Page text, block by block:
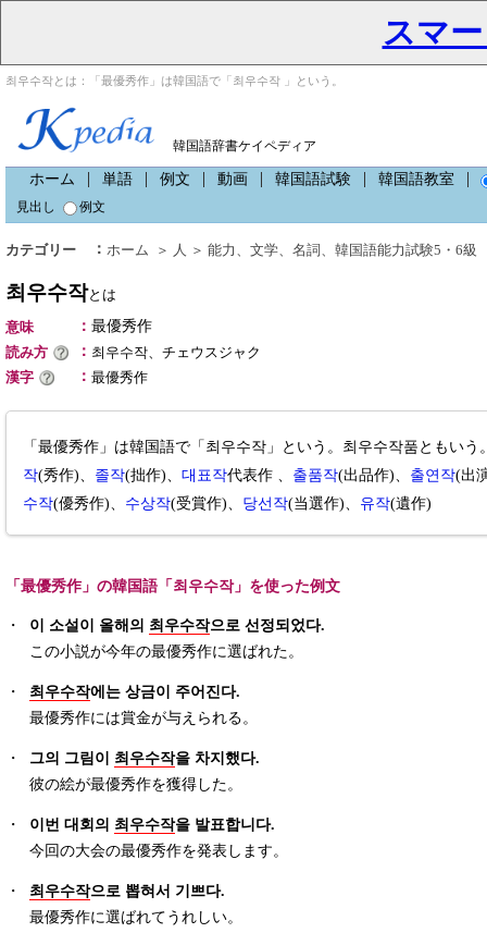
スマ
최우수작とは：「最優秀作」は韓国語で「최우수작 」という。
韓国語辞書ケイペディア
ホーム 単語 例文 動画 韓国語試験 韓国語教室
見出し 例文
カテゴリー ： ホーム ＞ 人 ＞ 能力 、 文学、 名詞 、 韓国語能力試験5・6級
최우수작とは
意味
： 最優秀作
読み方
： 최우수작、チェウスジャク
漢字
： 最優秀作
「最優秀作」は韓国語で「최우수작」という。최우수작품ともいう
작(秀作)、 졸작(拙作)、 대표작代表作 、 출품작(出品作)、 출연작(出
수작(優秀作)、 수상작(受賞作)、 당선작(当選作)、 유작(遺作)
「最優秀作」の韓国語「최우수작」を使った例文
・ 이 소설이 올해의 최우수작으로 선정되었다.
この小説が今年の最優秀作に選ばれた。
・ 최우수작에는 상금이 주어진다.
最優秀作には賞金が与えられる。
・ 그의 그림이 최우수작을 차지했다.
彼の絵が最優秀作を獲得した。
・ 이번 대회의 최우수작을 발표합니다.
今回の大会の最優秀作を発表します。
・ 최우수작으로 뽑혀서 기쁘다.
最優秀作に選ばれてうれしい。